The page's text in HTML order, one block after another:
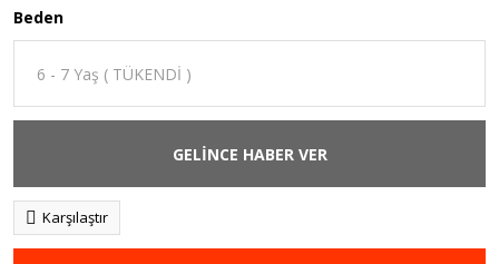
Beden
GELİNCE HABER VER
Karşılaştır